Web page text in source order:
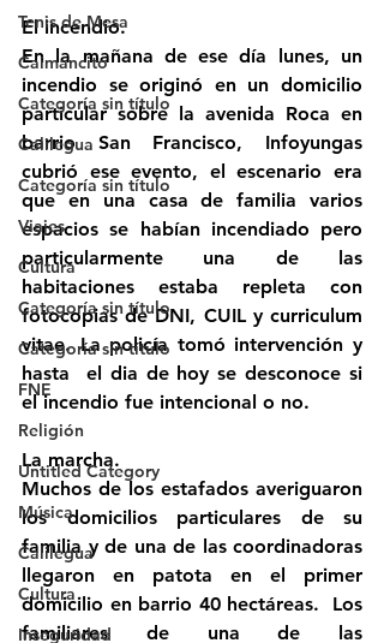
Tenis de Mesa
Caimancito
Categoría sin título
Calilegua
Categoría sin título
Viajes
Cultura
Categoría sin título
Categoría sin título
FNE
Religión
Untitled Category
Música
Calilegua
Cultura
Inseguridad
El incendio.
En la mañana de ese día lunes, un
incendio se originó en un domicilio
particular sobre la avenida Roca en
barrio San Francisco, Infoyungas
cubrió ese evento, el escenario era
que en una casa de familia varios
espacios se habían incendiado pero
particularmente una de las
habitaciones estaba repleta con
fotocopias de DNI, CUIL y curriculum
vitae. La policía tomó intervención y
hasta  el dia de hoy se desconoce si
el incendio fue intencional o no.
La marcha.
Muchos de los estafados averiguaron
los domicilios particulares de su
familia y de una de las coordinadoras
llegaron en patota en el primer
domicilio en barrio 40 hectáreas.  Los
familiares de una de las